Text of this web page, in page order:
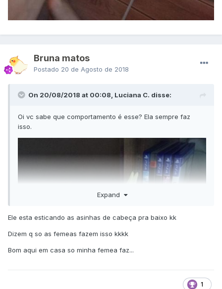
Bruna matos
Postado 20 de Agosto de 2018
On 20/08/2018 at 00:08, Luciana C. disse:
Oi vc sabe que comportamento é esse? Ela sempre faz
isso.
Expand
Ele esta esticando as asinhas de cabeça pra baixo kk
Dizem q so as femeas fazem isso kkkk
Bom aqui em casa so minha femea faz...
1